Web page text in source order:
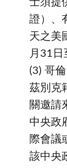
士須提
證）、
天之美
月31日
(3) 哥
茲別克
關邀請
中央政
際會議
該中央